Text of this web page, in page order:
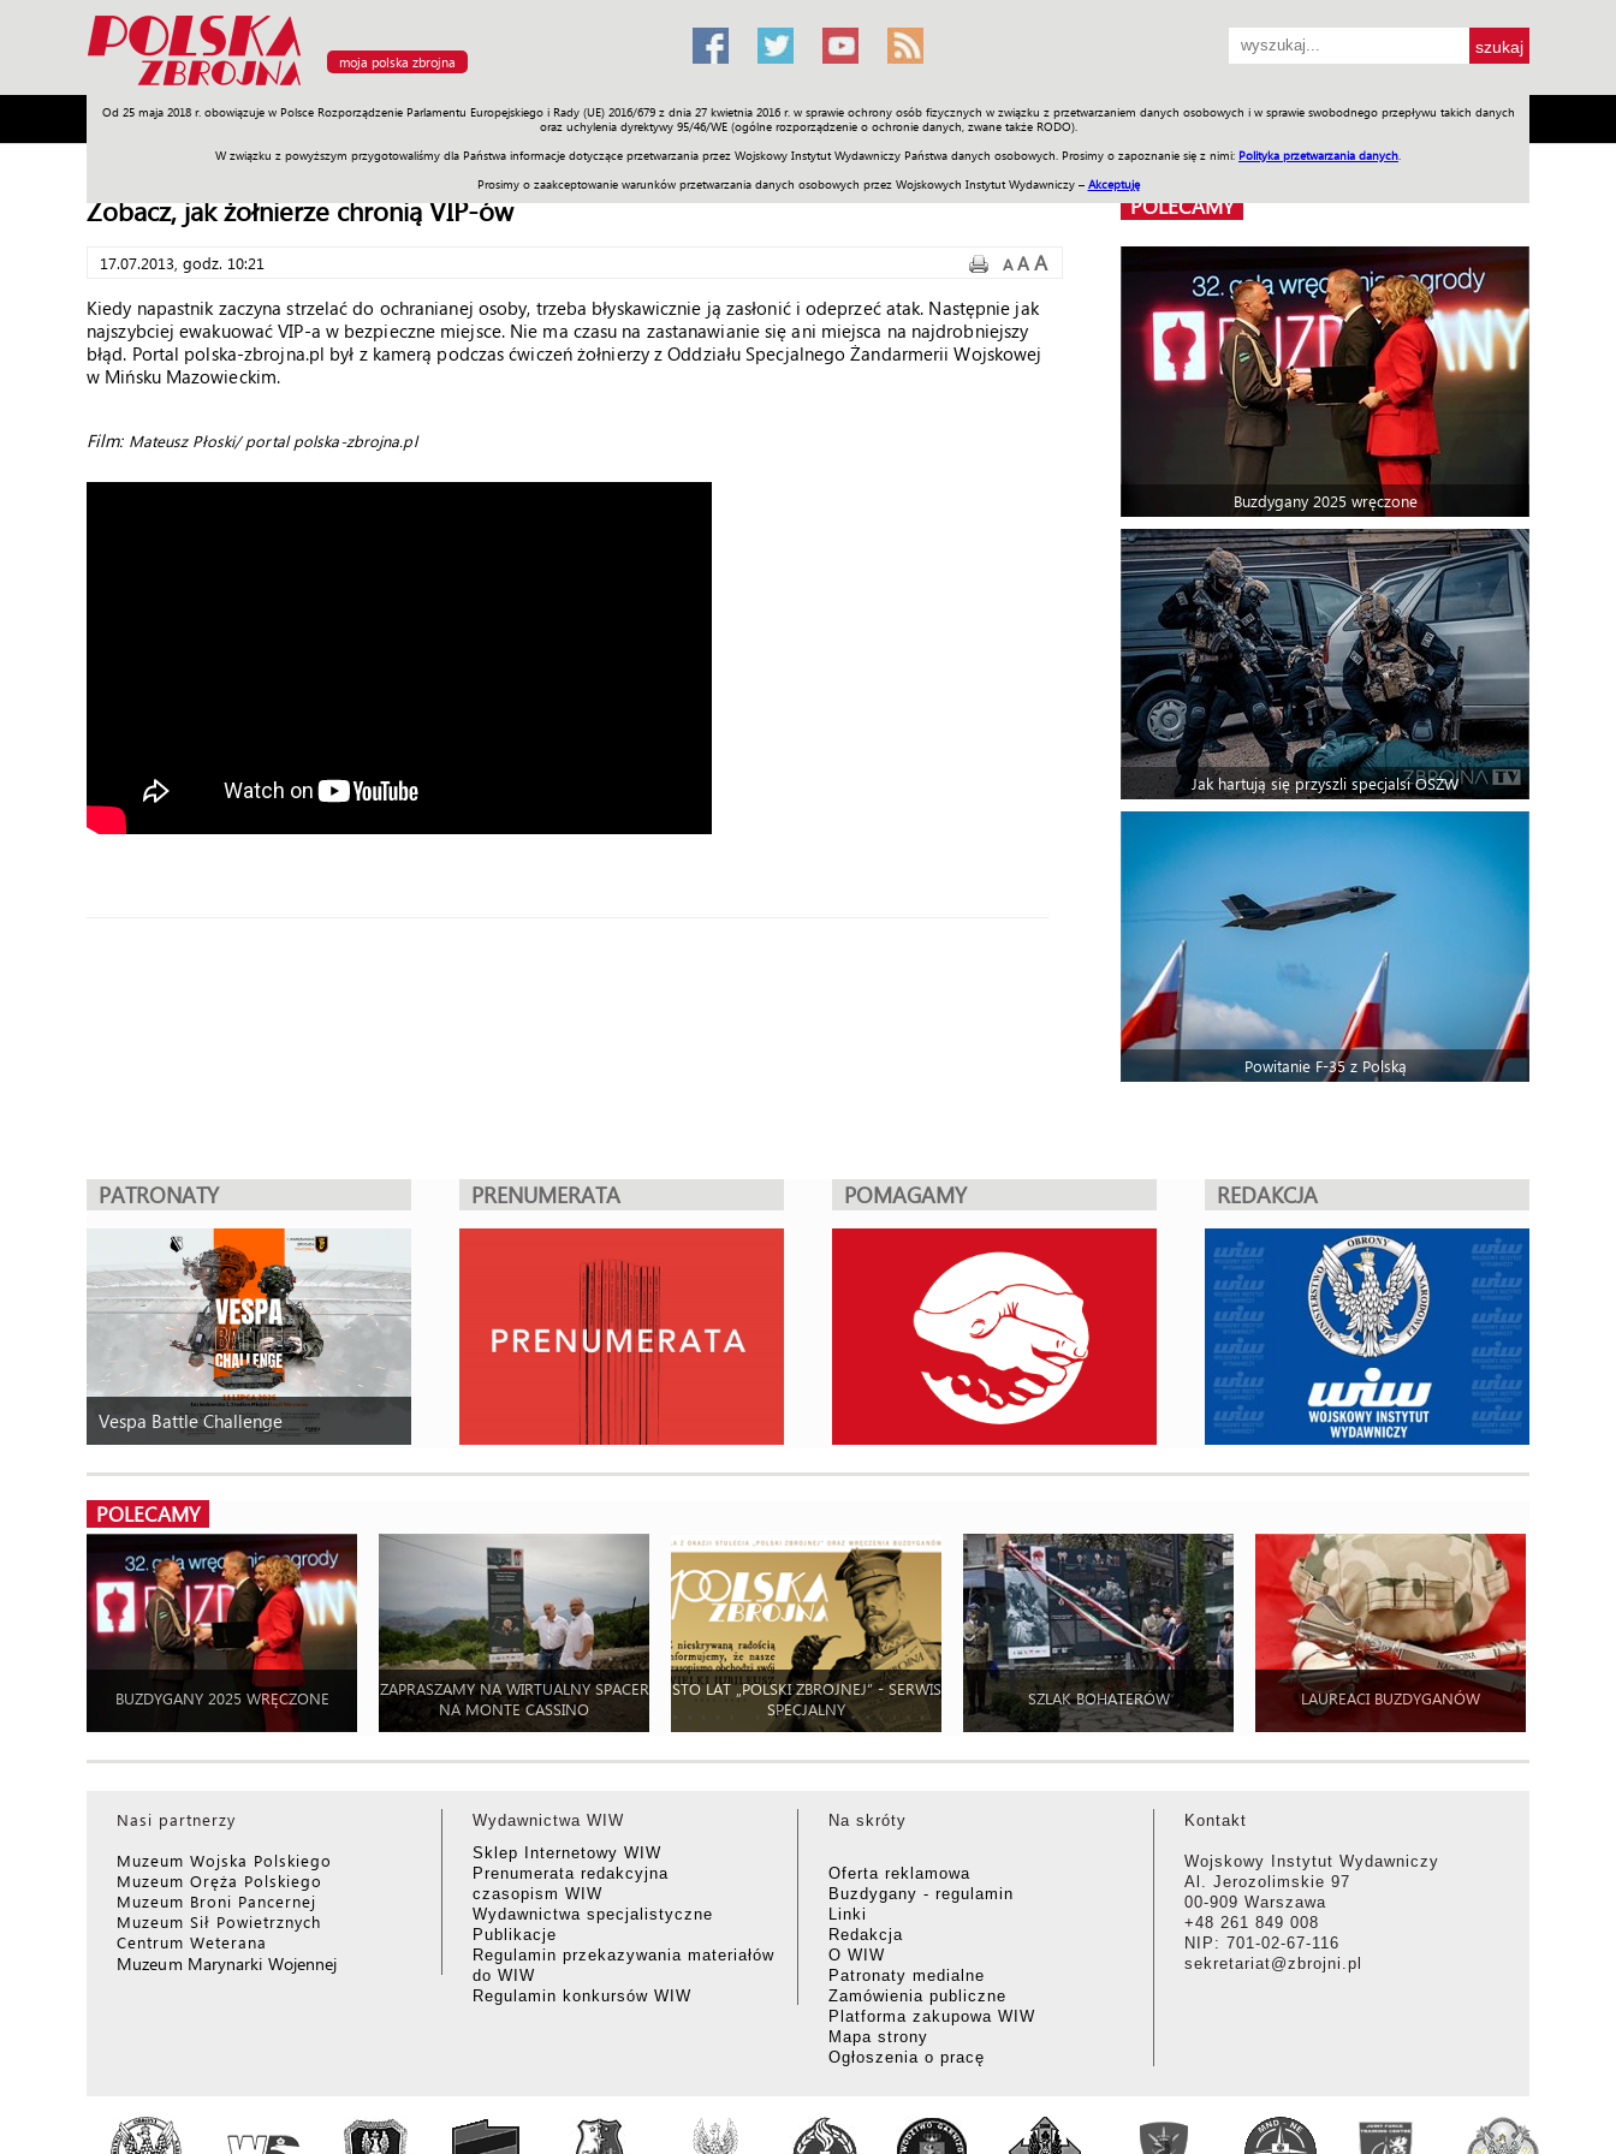
moja polska zbrojna
Od 25 maja 2018 r. obowiązuje w Polsce Rozporządzenie Parlamentu Europejskiego i Rady (UE) 2016/679 z dnia 27 kwietnia 2016 r. w sprawie ochrony osób fizycznych w związku z przetwarzaniem danych osobowych i w sprawie swobodnego przepływu takich danych
oraz uchylenia dyrektywy 95/46/WE (ogólne rozporządzenie o ochronie danych, zwane także RODO).
W związku z powyższym przygotowaliśmy dla Państwa informacje dotyczące przetwarzania przez Wojskowy Instytut Wydawniczy Państwa danych osobowych. Prosimy o zapoznanie się z nimi: Polityka przetwarzania danych
Prosimy o zaakceptowanie warunków przetwarzania danych osobowych przez Wojskowych Instytut Wydawniczy – Akceptuję
Armia Poligon Sprzęt Misje Polityka Prawo Świat Społeczność Sport Historia Galerie Wideo ENGLISH SKLEP Jednodniówki Praca w WIW
Zobacz, jak żołnierze chronią VIP-ów
17.07.2013, godz. 10:21 A A A
Kiedy napastnik zaczyna strzelać do ochranianej osoby, trzeba błyskawicznie ją zasłonić i odeprzeć atak. Następnie jak
najszybciej ewakuować VIP-a w bezpieczne miejsce. Nie ma czasu na zastanawianie się ani miejsca na najdrobniejszy
błąd. Portal polska-zbrojna.pl był z kamerą podczas ćwiczeń żołnierzy z Oddziału Specjalnego Żandarmerii Wojskowej
w Mińsku Mazowieckim.
Film: Mateusz Płoski/ portal polska-zbrojna.pl
POLECAMY
Buzdygany 2025 wręczone
Jak hartują się przyszli specjalsi OSŻW
Powitanie F-35 z Polską
PATRONATY
Vespa Battle Challenge
PRENUMERATA POMAGAMY REDAKCJA
POLECAMY
BUZDYGANY 2025 WRĘCZONE
ZAPRASZAMY NA WIRTUALNY SPACER
NA MONTE CASSINO
STO LAT „POLSKI ZBROJNEJ” - SERWIS
SPECJALNY
SZLAK BOHATERÓW LAUREACI BUZDYGANÓW
Nasi partnerzy
Muzeum Wojska Polskiego
Muzeum Oręża Polskiego
Muzeum Broni Pancernej
Muzeum Sił Powietrznych
Centrum Weterana
Muzeum Marynarki Wojennej
Wydawnictwa WIW
Sklep Internetowy WIW
Prenumerata redakcyjna
czasopism WIW
Wydawnictwa specjalistyczne
Publikacje
Regulamin przekazywania materiałów
do WIW
Regulamin konkursów WIW
Na skróty
Oferta reklamowa
Buzdygany - regulamin
Linki
Redakcja
O WIW
Patronaty medialne
Zamówienia publiczne
Platforma zakupowa WIW
Mapa strony
Ogłoszenia o pracę
Kontakt
Wojskowy Instytut Wydawniczy
Al. Jerozolimskie 97
00-909 Warszawa
+48 261 849 008
NIP: 701-02-67-116
sekretariat@zbrojni.pl